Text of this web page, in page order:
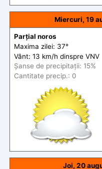
Miercuri, 19
Parțial noros
Maxima zilei: 37°
Vânt: 13 km/h dinspre VNV
Șanse de precipitații: 15%
Cantitate precip.: 0
Joi, 20